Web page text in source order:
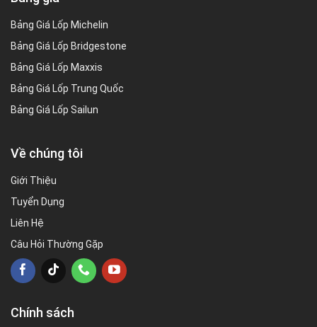
Bảng Giá Lốp Michelin
Bảng Giá Lốp Bridgestone
Bảng Giá Lốp Maxxis
Bảng Giá Lốp Trung Quốc
Bảng Giá Lốp Sailun
Về chúng tôi
Giới Thiệu
Tuyển Dụng
Liên Hệ
Câu Hỏi Thường Gặp
Chính sách